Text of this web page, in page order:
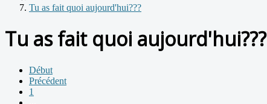
Tu as fait quoi aujourd'hui???
Tu as fait quoi aujourd'hui???
Début
Précédent
1